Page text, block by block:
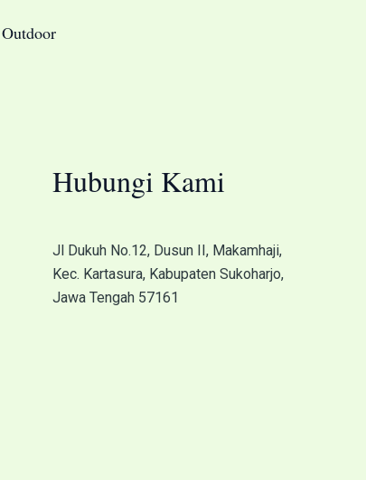
Hubungi Kami
Jl Dukuh No.12, Dusun II, Makamhaji,
Kec. Kartasura, Kabupaten Sukoharjo,
Jawa Tengah 57161